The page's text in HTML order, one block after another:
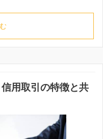
用取引の特徴と共